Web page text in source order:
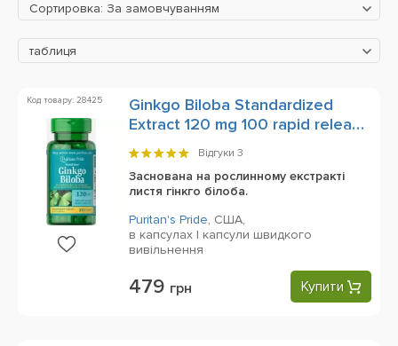
Сортировка: За замовчуванням
таблиця
Код товару: 28425
Ginkgo Biloba Standardized
Extract 120 mg 100 rapid release
softgels
Відгуки 3
Заснована на рослинному екстракті
листя гінкго білоба.
Puritan's Pride, CША,
в капсулах | капсули швидкого
вивільнення
479 грн Купити